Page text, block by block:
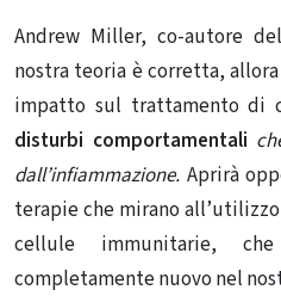
Andrew Miller, co-autore
nostra teoria è corretta,
impatto sul trattamento di
disturbi comportamentali
dall’infiammazione. Aprirà
terapie che mirano
cellule immunitarie,
completamente nuovo nel